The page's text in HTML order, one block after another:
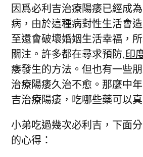
因爲必利吉治療陽痿已經成
病，由於這種病對性生活會
至還會破壞婚姻生活幸福，
關注。許多都在尋求預防,印
痿發生的方法。但也有一些
治療陽痿久治不愈。那麼中
吉治療陽痿，吃哪些藥可以
小弟吃過幾次必利吉，下面
的心得：